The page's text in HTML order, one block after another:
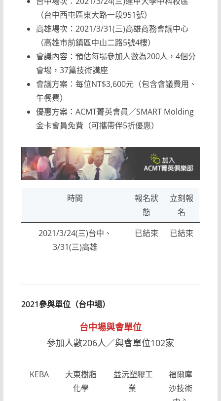
（台中西屯區東大路一段951號）
高雄場次：2021/3/31(三)高雄商務會議中心
（高雄市前鎮區中山二路5號4樓）
會議內容：預估每場參加人數為200人，4個分
會場，37篇技術講座
會議方案：每位NT$3,600元（包含會議費用、
午餐費）
優惠方案：ACMT菁英會員／SMART Molding
金卡會員免費（可攜帶伴5折優惠）
時間
報名狀
態
立刻報
名
2021/3/24(三)台中、
3/31(三)高雄
已結束 已結束
2021參與單位（台中場）
台中場與會單位
參加人數206人／與會單位102家
KEBA
大東樹脂
化學
益沅塑膠工
業
福爾摩
沙技術